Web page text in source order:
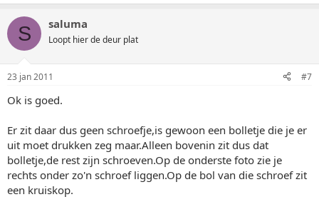
S saluma
Loopt hier de deur plat
23 jan 2011 #7
Ok is goed.
Er zit daar dus geen schroefje,is gewoon een bolletje die je er
uit moet drukken zeg maar.Alleen bovenin zit dus dat
bolletje,de rest zijn schroeven.Op de onderste foto zie je
rechts onder zo'n schroef liggen.Op de bol van die schroef zit
een kruiskop.